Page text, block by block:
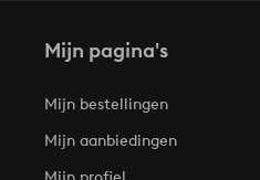
Mijn pagina's
Mijn bestellingen
Mijn aanbiedingen